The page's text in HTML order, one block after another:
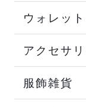
ウォレット
アクセサ
服飾雑貨